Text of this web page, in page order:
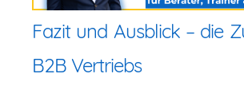
Fazit und Ausblick – die
B2B Vertriebs